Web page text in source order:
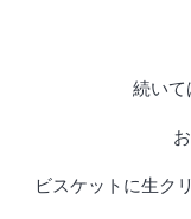
続いて
ビスケットに生ク